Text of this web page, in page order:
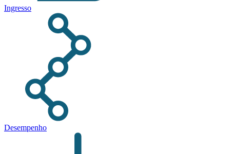
Ingresso
Desempenho